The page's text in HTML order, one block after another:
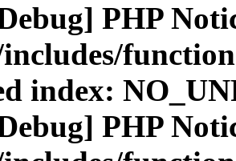
PHP
index:
PHP